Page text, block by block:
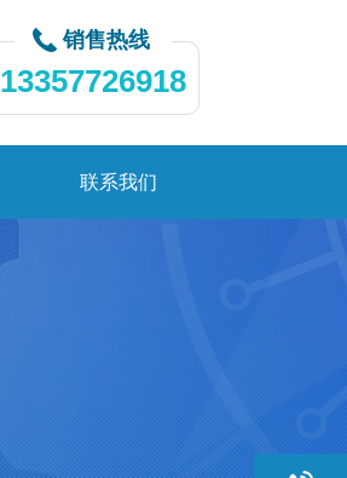
销售热线
13357726918
联系我们